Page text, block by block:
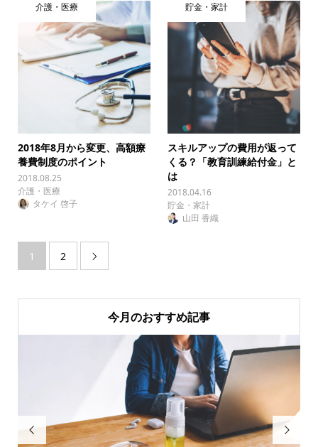
介護・医療
2018年8月から変更、高額療
養費制度のポイント
2018.08.25
介護・医療
タケイ 啓子
貯金・家計
スキルアップの費用が返って
くる？「教育訓練給付金」と
は
2018.04.16
貯金・家計
山田 香織
1 2 
今月のおすすめ記事
 